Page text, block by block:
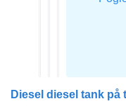
Diesel diesel tank på